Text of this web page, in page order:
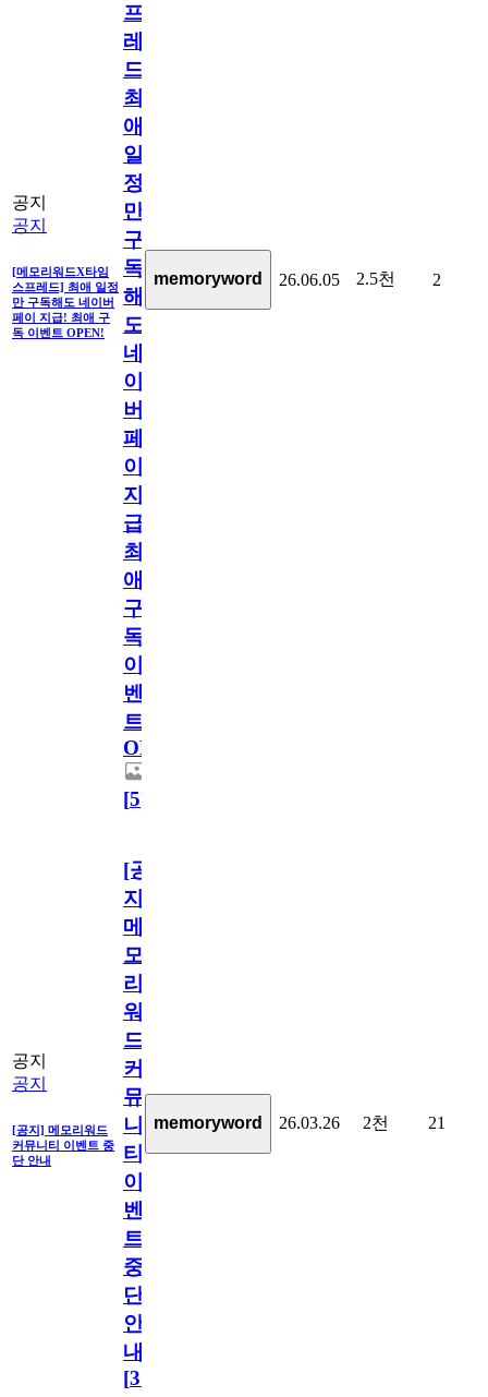
공지
공지
[메모리워드X타임
스프레드] 최애 일정
만 구독해도 네이버
페이 지급! 최애 구
독 이벤트 OPEN!
프
레
드]
최
애
일
정
만
구
독
해
도
네
이
버
페
이
지
급!
최
애
구
독
이
벤
트
OPEN!
[5]
memoryword 26.06.05 2.5천 2
공지
공지
[공지] 메모리워드
커뮤니티 이벤트 중
단 안내
[공
지]
메
모
리
워
드
커
뮤
니
티
이
벤
트
중
단
안
내
[31
memoryword 26.03.26 2천 21